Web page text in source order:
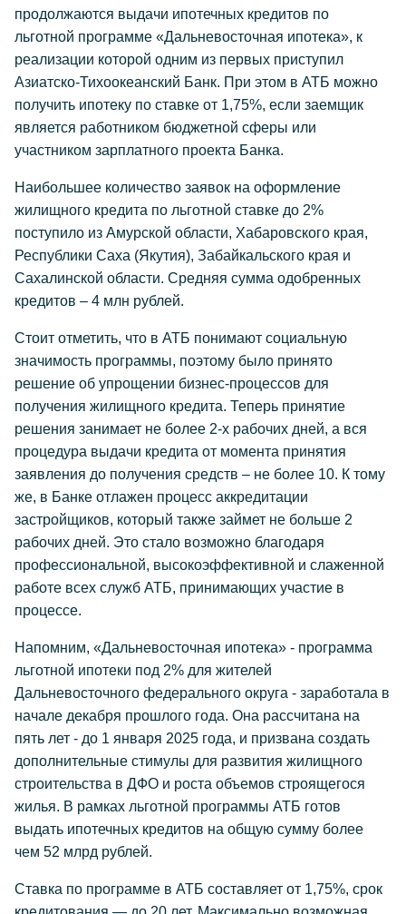
продолжаются выдачи ипотечных кредитов по
льготной программе «Дальневосточная ипотека», к
реализации которой одним из первых приступил
Азиатско-Тихоокеанский Банк. При этом в АТБ можно
получить ипотеку по ставке от 1,75%, если заемщик
является работником бюджетной сферы или
участником зарплатного проекта Банка.
Наибольшее количество заявок на оформление
жилищного кредита по льготной ставке до 2%
поступило из Амурской области, Хабаровского края,
Республики Саха (Якутия), Забайкальского края и
Сахалинской области. Средняя сумма одобренных
кредитов – 4 млн рублей.
Стоит отметить, что в АТБ понимают социальную
значимость программы, поэтому было принято
решение об упрощении бизнес-процессов для
получения жилищного кредита. Теперь принятие
решения занимает не более 2-х рабочих дней, а вся
процедура выдачи кредита от момента принятия
заявления до получения средств – не более 10. К тому
же, в Банке отлажен процесс аккредитации
застройщиков, который также займет не больше 2
рабочих дней. Это стало возможно благодаря
профессиональной, высокоэффективной и слаженной
работе всех служб АТБ, принимающих участие в
процессе.
Напомним, «Дальневосточная ипотека» - программа
льготной ипотеки под 2% для жителей
Дальневосточного федерального округа - заработала в
начале декабря прошлого года. Она рассчитана на
пять лет - до 1 января 2025 года, и призвана создать
дополнительные стимулы для развития жилищного
строительства в ДФО и роста объемов строящегося
жилья. В рамках льготной программы АТБ готов
выдать ипотечных кредитов на общую сумму более
чем 52 млрд рублей.
Ставка по программе в АТБ составляет от 1,75%, срок